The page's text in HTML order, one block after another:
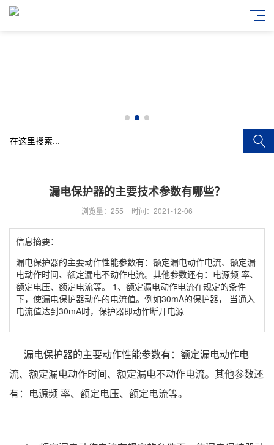
漏电保护器的主要技术参数有哪些？
浏览量：255 时间：2021-12-06
信息摘要：
漏电保护器的主要动作性能参数有：额定漏电动作电流、额定漏
电动作时间、额定漏电不动作电流。其他参数还有：电源频 率、
额定电压、额定电流等。 1、额定漏电动作电流在规定的条件
下，使漏电保护器动作的电流值。例如30mA的保护器， 当通入
电流值达到30mA时，保护器即动作断开电源
漏电保护器的主要动作性能参数有：额定漏电动作电
流、额定漏电动作时间、额定漏电不动作电流。其他参数还
有：电源频 率、额定电压、额定电流等。